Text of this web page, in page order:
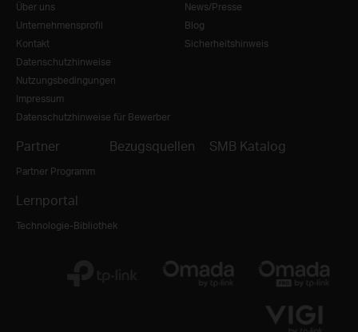
Über uns
Unternehmensprofil
Kontakt
Datenschutzhinweise
Nutzungsbedingungen
Impressum
Datenschutzhinweise für Bewerber
News/Presse
Blog
Sicherheitshinweis
Partner
Partner Programm
Bezugsquellen SMB Katalog
Lernportal
Technologie-Bibliothek